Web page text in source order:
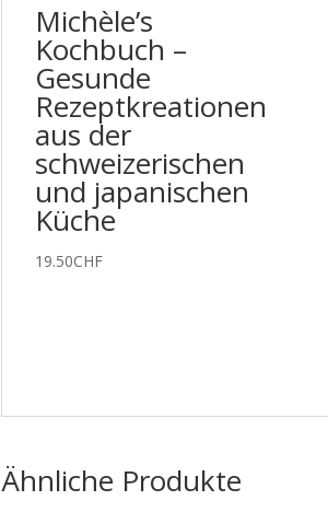
Michèle’s
Kochbuch –
Gesunde
Rezeptkreationen
aus der
schweizerischen
und japanischen
Küche
19.50CHF
Ähnliche Produkte